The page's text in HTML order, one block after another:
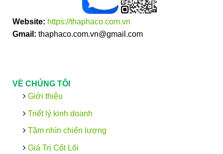
Website: https://thaphaco.com.vn
Gmail: thaphaco.com.vn@gmail.com
VỀ CHÚNG TÔI
Giới thiệu
Triết lý kinh doanh
Tầm nhìn chiến lượng
Giá Trị Cốt Lõi